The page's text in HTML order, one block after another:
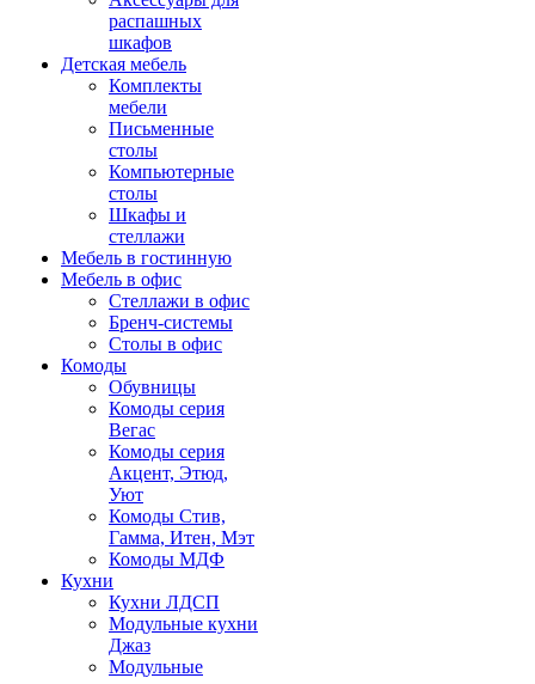
распашных
шкафов
Детская мебель
Комплекты
мебели
Письменные
столы
Компьютерные
столы
Шкафы и
стеллажи
Мебель в гостинную
Мебель в офис
Стеллажи в офис
Бренч-системы
Столы в офис
Комоды
Обувницы
Комоды серия
Вегас
Комоды серия
Акцент, Этюд,
Уют
Комоды Стив,
Гамма, Итен, Мэт
Комоды МДФ
Кухни
Кухни ЛДСП
Модульные кухни
Джаз
Модульные